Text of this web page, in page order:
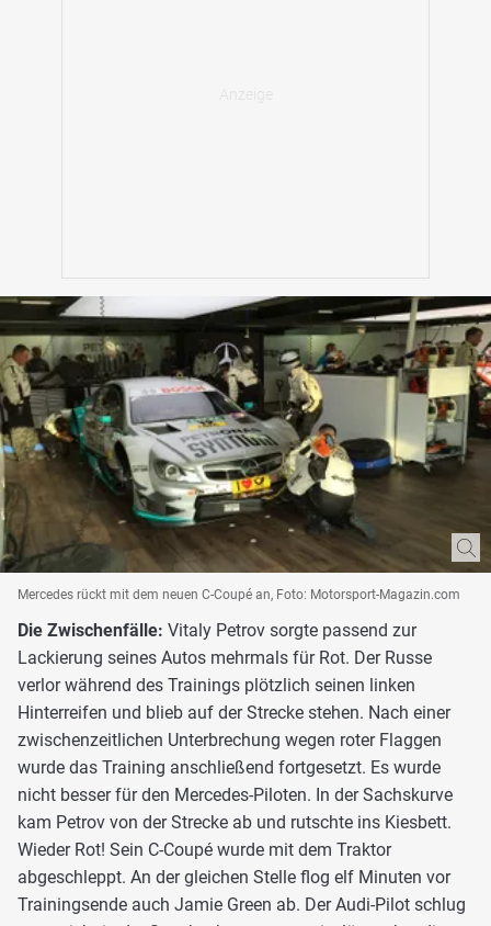
Mercedes rückt mit dem neuen C-Coupé an, Foto: Motorsport-Magazin.com
Die Zwischenfälle: Vitaly Petrov sorgte passend zur
Lackierung seines Autos mehrmals für Rot. Der Russe
verlor während des Trainings plötzlich seinen linken
Hinterreifen und blieb auf der Strecke stehen. Nach einer
zwischenzeitlichen Unterbrechung wegen roter Flaggen
wurde das Training anschließend fortgesetzt. Es wurde
nicht besser für den Mercedes-Piloten. In der Sachskurve
kam Petrov von der Strecke ab und rutschte ins Kiesbett.
Wieder Rot! Sein C-Coupé wurde mit dem Traktor
abgeschleppt. An der gleichen Stelle flog elf Minuten vor
Trainingsende auch Jamie Green ab. Der Audi-Pilot schlug